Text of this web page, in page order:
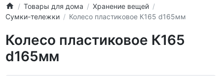
Товары для дома
Хранение вещей
Сумки-тележки
Колесо пластиковое К165 d165мм
Колесо пластиковое К165
d165мм